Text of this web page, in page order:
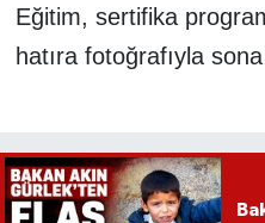
Eğitim, sertifika
hatıra fotoğrafıyla